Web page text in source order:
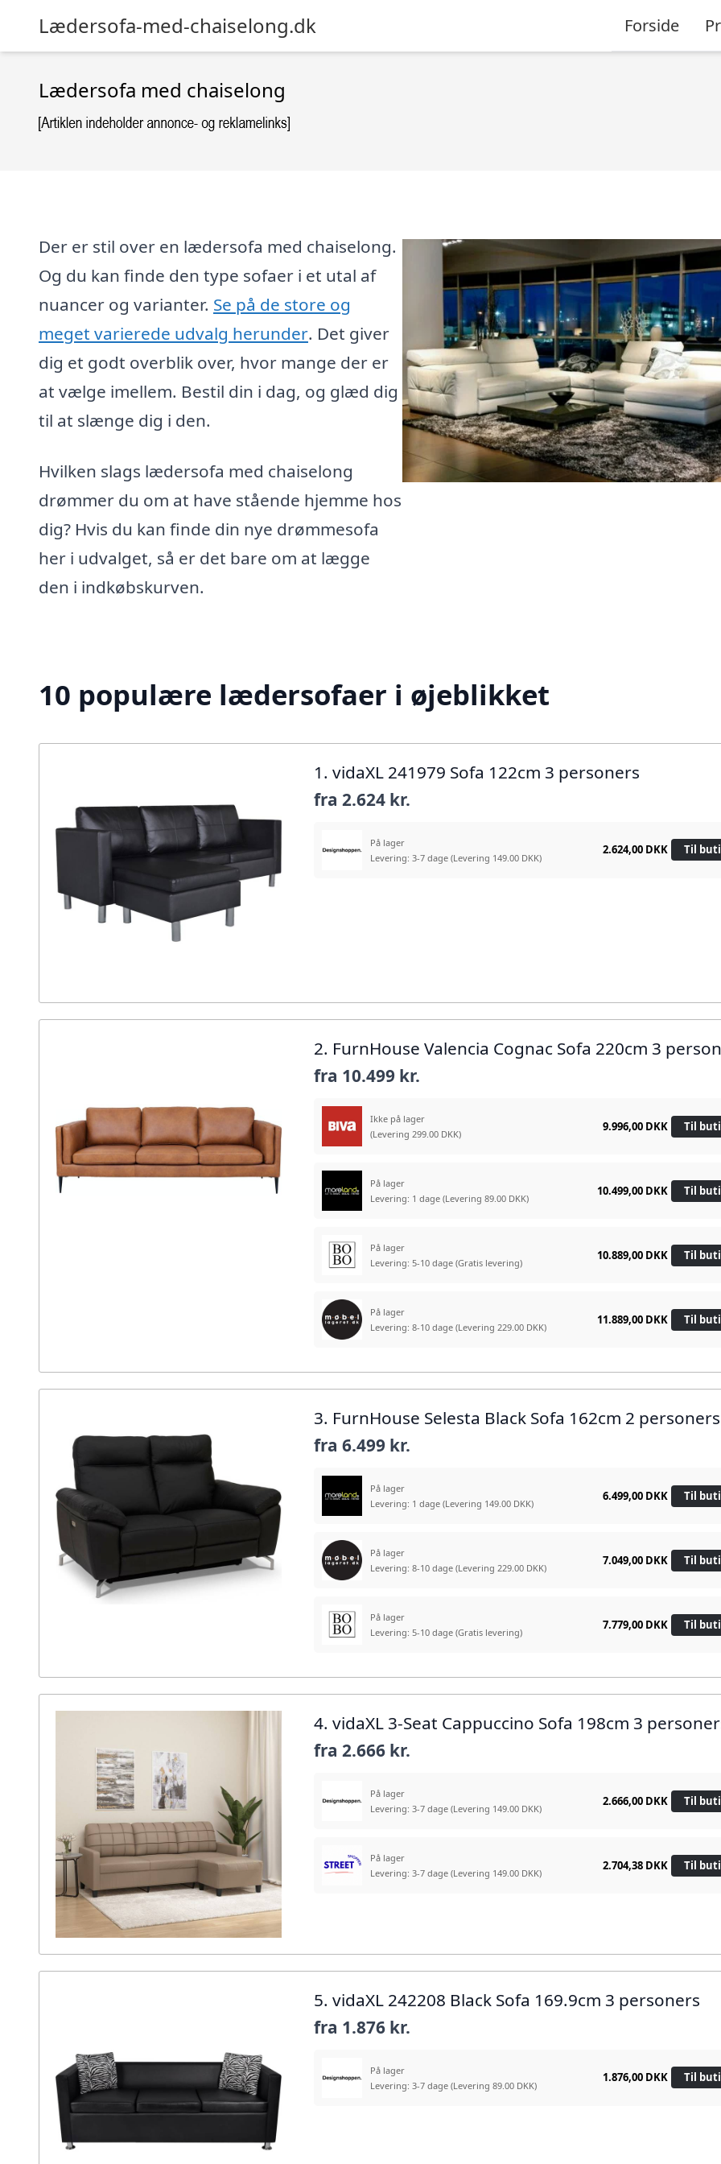
Lædersofa-med-chaiselong.dk Forside
Lædersofa med chaiselong
Der er stil over en lædersofa med chaiselong.
Og du kan finde den type sofaer i et utal af
nuancer og varianter. Se på de store og
meget varierede udvalg herunder. Det giver
dig et godt overblik over, hvor mange der er
at vælge imellem. Bestil din i dag, og glæd dig
til at slænge dig i den.
Hvilken slags lædersofa med chaiselong
drømmer du om at have stående hjemme hos
dig? Hvis du kan finde din nye drømmesofa
her i udvalget, så er det bare om at lægge
den i indkøbskurven.
10 populære lædersofaer i øjeblikket
1. vidaXL 241979 Sofa 122cm 3 personers
fra2.624 kr.
På lager
Levering: 3-7 dage(Levering 149.00 DKK)
2.624,00 DKK Til
2. FurnHouse Valencia Cognac Sofa 220cm 3
fra 10.499 kr.
Ikke på lager
(Levering 299.00 DKK)
9.996,00 DKK Til
På lager
Levering: 1 dage(Levering 89.00 DKK)
10.499,00 DKK Til
På lager
Levering: 5-10 dage(Gratis levering)
10.889,00 DKK Til
På lager
Levering: 8-10 dage(Levering 229.00 DKK)
11.889,00 DKK Til
3. FurnHouse Selesta Black Sofa 162cm 2 personers
fra6.499 kr.
På lager
Levering: 1 dage(Levering 149.00 DKK)
6.499,00 DKK Til
På lager
Levering: 8-10 dage(Levering 229.00 DKK)
7.049,00 DKK Til
På lager
Levering: 5-10 dage(Gratis levering)
7.779,00 DKK Til
4. vidaXL 3-Seat Cappuccino Sofa 198cm 3
fra2.666 kr.
På lager
Levering: 3-7 dage(Levering 149.00 DKK)
2.666,00 DKK Til
På lager
Levering: 3-7 dage(Levering 149.00 DKK)
2.704,38 DKK Til
5. vidaXL 242208 Black Sofa 169.9cm 3 personers
fra 1.876 kr.
På lager
Levering: 3-7 dage(Levering 89.00 DKK)
1.876,00 DKK Til